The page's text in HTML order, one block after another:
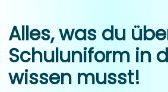
Alles, was du
Schuluniform in
wissen musst!